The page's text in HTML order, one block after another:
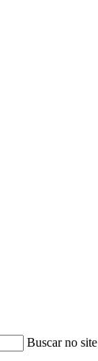
Buscar no site